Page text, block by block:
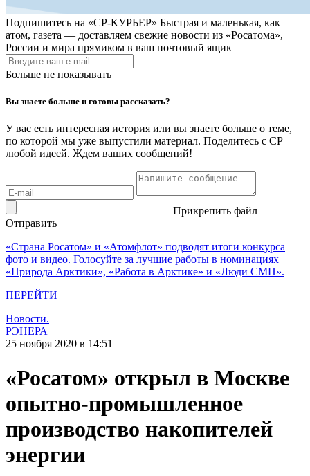
Подпишитесь на «СР-КУРЬЕР» Быстрая и маленькая, как
атом, газета — доставляем свежие новости из «Росатома»,
России и мира прямиком в ваш почтовый ящик
Больше не показывать
Вы знаете больше и готовы рассказать?
У вас есть интересная история или вы знаете больше о теме,
по которой мы уже выпустили материал. Поделитесь с СР
любой идеей. Ждем ваших сообщений!
Прикрепить файл
Отправить
«Страна Росатом» и «Атомфлот» подводят итоги конкурса
фото и видео. Голосуйте за лучшие работы в номинациях
«Природа Арктики», «Работа в Арктике» и «Люди СМП».
ПЕРЕЙТИ
Новости.
РЭНЕРА
25 ноября 2020 в 14:51
«Росатом» открыл в Москве
опытно-промышленное
производство накопителей
энергии